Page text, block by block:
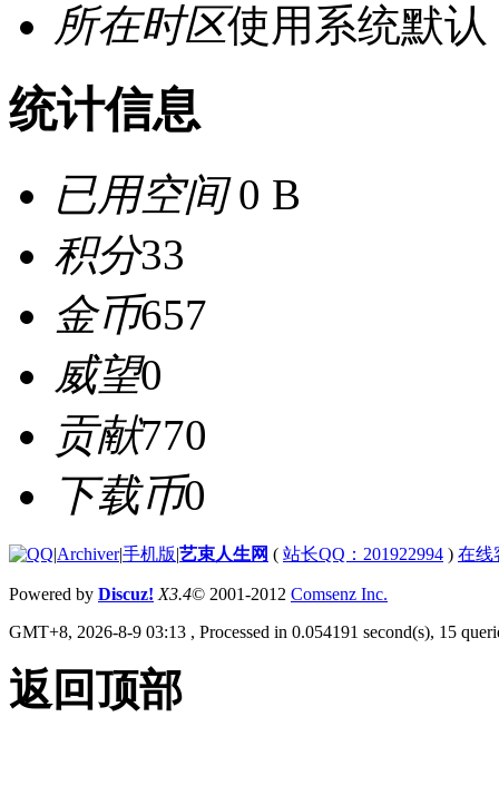
所在时区使用系统默认
统计信息
已用空间0 B
积分33
金币657
威望0
贡献770
下载币0
|Archiver|手机版|艺束人生网 ( 站长QQ：201922994 ) 在线
Powered by Discuz! X3.4© 2001-2012 Comsenz Inc.
GMT+8, 2026-8-9 03:13 , Processed in 0.054191 second(s), 15
返回顶部